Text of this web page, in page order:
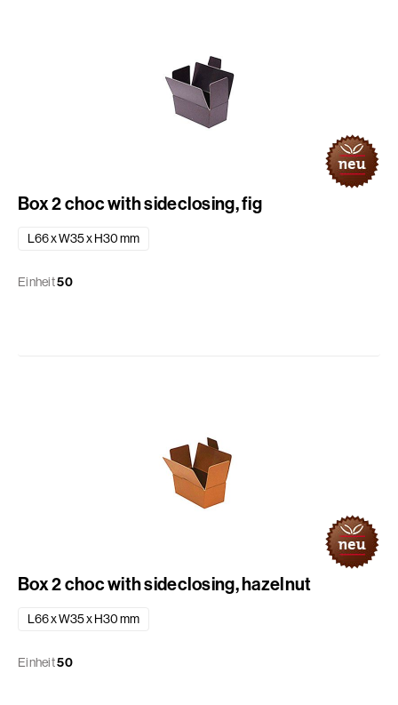
Box 2 choc with sideclosing, fig
L66 x W35 x H30 mm
Einheit50
Box 2 choc with sideclosing, hazelnut
L66 x W35 x H30 mm
Einheit50